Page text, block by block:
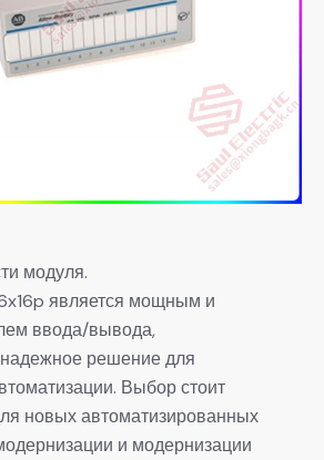
модуля.
является мощным и
ввода/вывода,
решение для
Выбор стоит
новых автоматизированных
и модернизации